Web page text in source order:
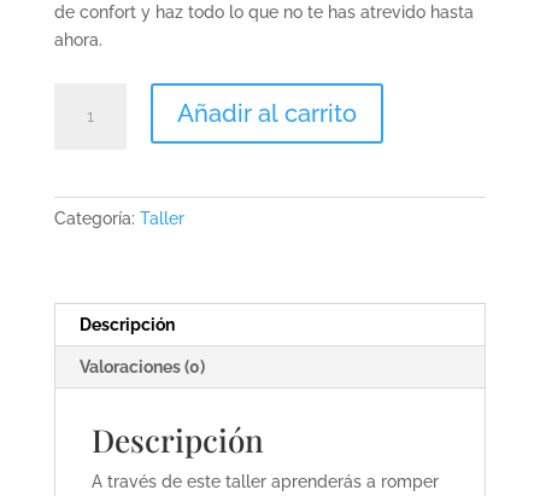
de confort y haz todo lo que no te has atrevido hasta
ahora.
atrévete
sueños.
Añadir al carrito
Categoría: Taller
Descripción
Valoraciones (0)
Descripción
A través de este taller aprenderás a romper